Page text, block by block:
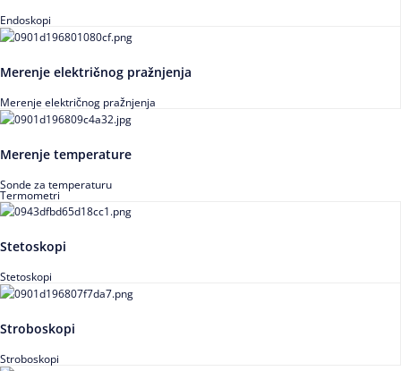
Endoskopi
Merenje električnog pražnjenja
Merenje električnog pražnjenja
Merenje temperature
Sonde za temperaturu
Termometri
Stetoskopi
Stetoskopi
Stroboskopi
Stroboskopi